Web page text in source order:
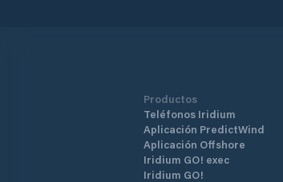
Productos
Teléfonos Iridium
Aplicación PredictWind
Aplicación Offshore
Iridium GO! exec
Iridium GO!